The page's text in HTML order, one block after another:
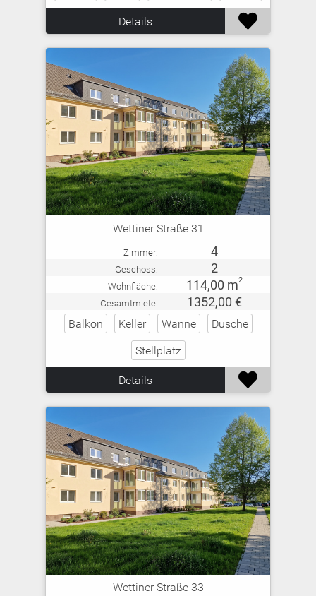
Details

Wettiner Straße 31
Zimmer: 4
Geschoss: 2
Wohnfläche: 114,00 m2
Gesamtmiete: 1352,00 €
Balkon Keller Wanne
Dusche
Stellplatz
Details

Wettiner Straße 33